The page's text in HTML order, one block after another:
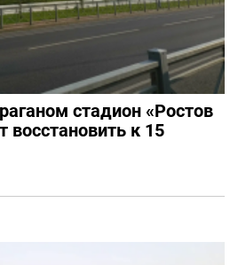
стадион «Ростов
восстановить к 15